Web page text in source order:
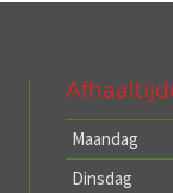
Maandag
Dinsdag